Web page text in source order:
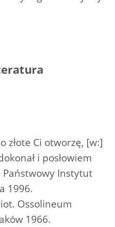
złote Ci otworzę, [w:]
i posłowiem
Państwowy Instytut
1996.
Ossolineum
1966.